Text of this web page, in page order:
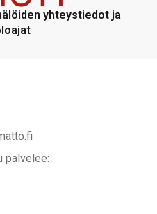
voidaan
valita
tuotteen
yhteystiedot ja
palvelee: